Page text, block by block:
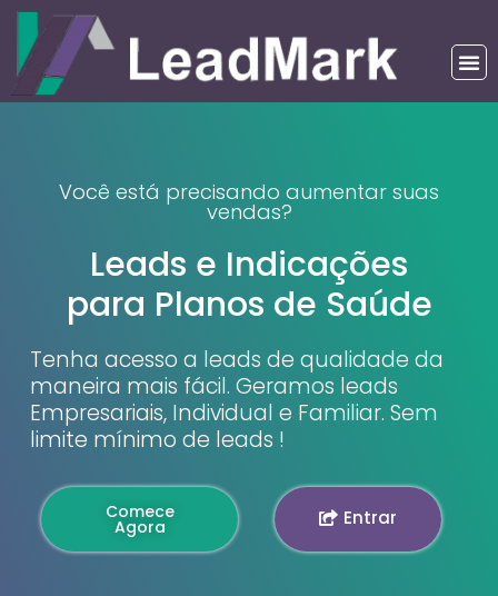
Você está precisando aumentar suas
vendas?
Leads e Indicações
para Planos de Saúde
Tenha acesso a leads de qualidade da
maneira mais fácil. Geramos leads
Empresariais, Individual e Familiar. Sem
limite mínimo de leads !
Comece
Agora Entrar